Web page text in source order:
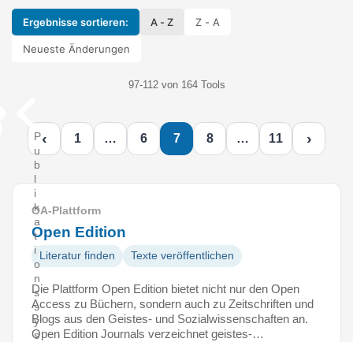
Ergebnisse sortieren: A - Z Z - A
Neueste Änderungen
97-112 von 164 Tools
P
u
b
l
i
k
a
t
i
o
n
s
s
y
s
‹ 1 … 6 7 8 … 11 ›
OA-Plattform
Open Edition
Literatur finden Texte veröffentlichen
Die Plattform Open Edition bietet nicht nur den Open
Access zu Büchern, sondern auch zu Zeitschriften und
Blogs aus den Geistes- und Sozialwissenschaften an.
Open Edition Journals verzeichnet geistes-…